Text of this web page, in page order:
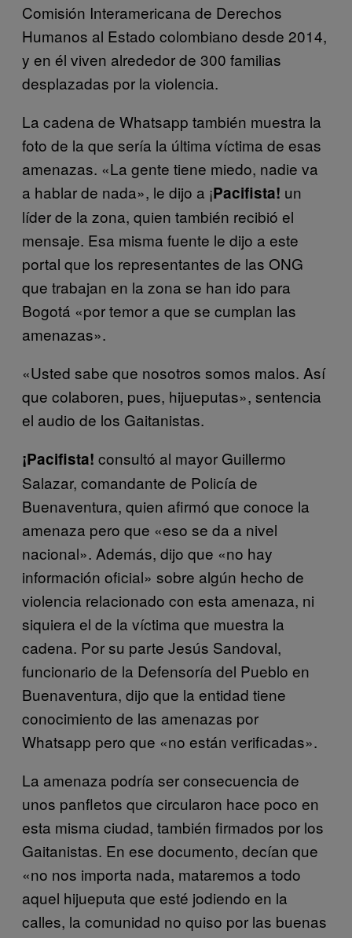
Comisión Interamericana de Derechos
Humanos al Estado colombiano desde 2014,
y en él viven alrededor de 300 familias
desplazadas por la violencia.
La cadena de Whatsapp también muestra la
foto de la que sería la última víctima de esas
amenazas. «La gente tiene miedo, nadie va
a hablar de nada», le dijo a ¡Pacifista! un
líder de la zona, quien también recibió el
mensaje. Esa misma fuente le dijo a este
portal que los representantes de las ONG
que trabajan en la zona se han ido para
Bogotá «por temor a que se cumplan las
amenazas».
«Usted sabe que nosotros somos malos. Así
que colaboren, pues, hijueputas», sentencia
el audio de los Gaitanistas.
¡Pacifista! consultó al mayor Guillermo
Salazar, comandante de Policía de
Buenaventura, quien afirmó que conoce la
amenaza pero que «eso se da a nivel
nacional». Además, dijo que «no hay
información oficial» sobre algún hecho de
violencia relacionado con esta amenaza, ni
siquiera el de la víctima que muestra la
cadena. Por su parte Jesús Sandoval,
funcionario de la Defensoría del Pueblo en
Buenaventura, dijo que la entidad tiene
conocimiento de las amenazas por
Whatsapp pero que «no están verificadas».
La amenaza podría ser consecuencia de
unos panfletos que circularon hace poco en
esta misma ciudad, también firmados por los
Gaitanistas. En ese documento, decían que
«no nos importa nada, mataremos a todo
aquel hijueputa que esté jodiendo en la
calles, la comunidad no quiso por las buenas